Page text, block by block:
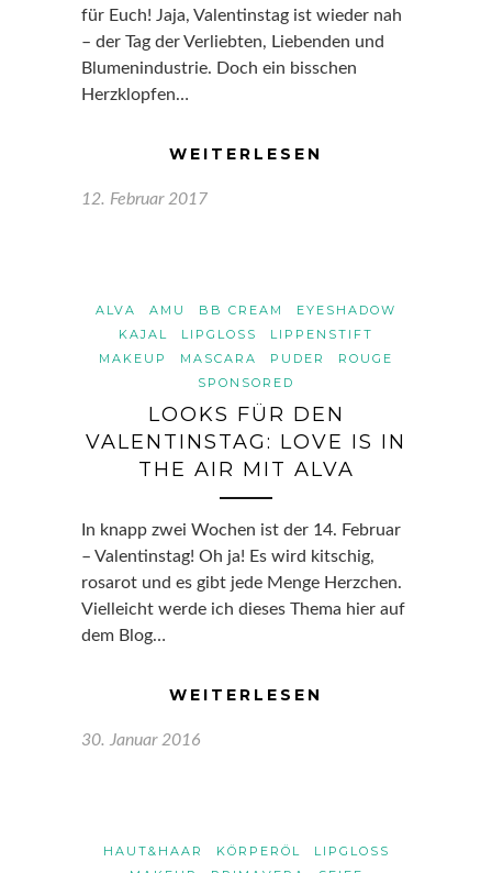
für Euch! Jaja, Valentinstag ist wieder nah
– der Tag der Verliebten, Liebenden und
Blumenindustrie. Doch ein bisschen
Herzklopfen…
WEITERLESEN
12. Februar 2017
ALVA AMU BB CREAM
EYESHADOW
KAJAL
LIPGLOSS
LIPPENSTIFT
MAKEUP
MASCARA PUDER
ROUGE
SPONSORED
LOOKS FÜR DEN
VALENTINSTAG: LOVE IS IN
THE AIR MIT ALVA
In knapp zwei Wochen ist der 14. Februar
– Valentinstag! Oh ja! Es wird kitschig,
rosarot und es gibt jede Menge Herzchen.
Vielleicht werde ich dieses Thema hier auf
dem Blog…
WEITERLESEN
30. Januar 2016
HAUT&HAAR KÖRPERÖL
LIPGLOSS